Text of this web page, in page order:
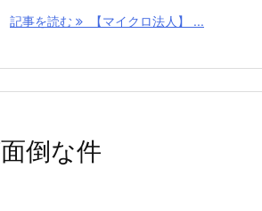
記事を読む
【マイクロ法人】 ...
倒な件